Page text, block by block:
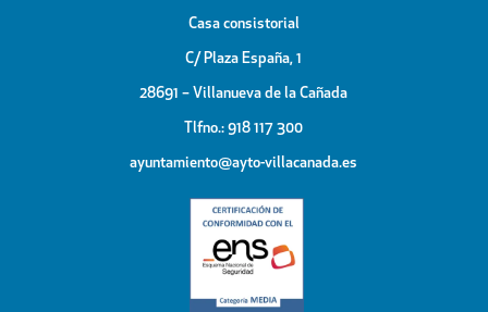
Casa consistorial
C/ Plaza España, 1
28691 – Villanueva de la Cañada
Tlfno.: 918 117 300
ayuntamiento@ayto-villacanada.es